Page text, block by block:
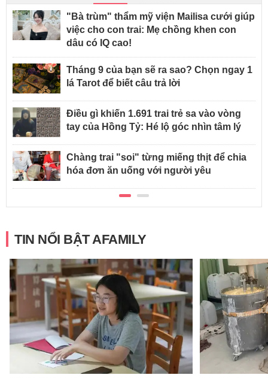
"Bà trùm" thẩm mỹ viện Mailisa cưới giúp
việc cho con trai: Mẹ chồng khen con
dâu có IQ cao!
Tháng 9 của bạn sẽ ra sao? Chọn ngay 1
lá Tarot để biết câu trả lời
Điều gì khiến 1.691 trai trẻ sa vào vòng
tay của Hồng Tỷ: Hé lộ góc nhìn tâm lý
Chàng trai "soi" từng miếng thịt để chia
hóa đơn ăn uống với người yêu
TIN NỔI BẬT AFAMILY